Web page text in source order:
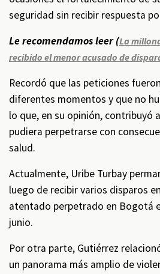
seguridad sin recibir respuesta
Le recomendamos leer (La
recibido el menor acusado de
Recordó que las peticiones
diferentes momentos y que no
lo que, en su opinión, contribuyó
pudiera perpetrarse con
salud.
Actualmente, Uribe Turbay
luego de recibir varios disparos
atentado perpetrado en Bogotá
junio.
Por otra parte, Gutiérrez
un panorama más amplio de